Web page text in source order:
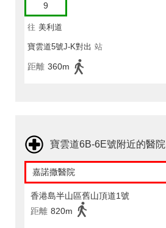
9
往 美利道
寶雲道5號J-K對出 站
距離 360m
寶雲道6B-6E號附近的醫院
嘉諾撒醫院
香港島半山區舊山頂道1號
距離 820m